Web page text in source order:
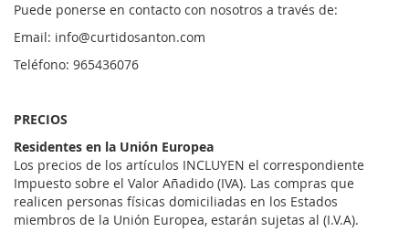
Puede ponerse en contacto con nosotros a través de:
Email: info@curtidosanton.com
Teléfono: 965436076
PRECIOS
Residentes en la Unión Europea
Los precios de los artículos INCLUYEN el correspondiente
Impuesto sobre el Valor Añadido (IVA). Las compras que
realicen personas físicas domiciliadas en los Estados
miembros de la Unión Europea, estarán sujetas al (I.V.A).